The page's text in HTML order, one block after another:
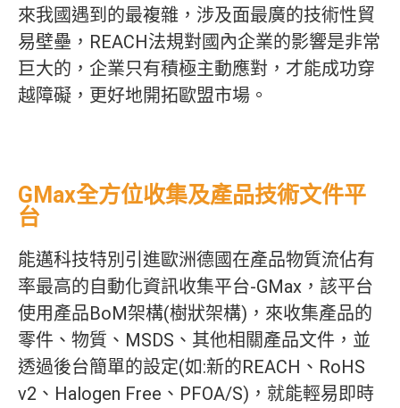
來我國遇到的最複雜，涉及面最廣的技術性貿
易壁壘，REACH法規對國內企業的影響是非常
巨大的，企業只有積極主動應對，才能成功穿
越障礙，更好地開拓歐盟市場。
GMax全方位收集及產品技術文件平
台
能邁科技特別引進歐洲德國在產品物質流佔有
率最高的自動化資訊收集平台-GMax，該平台
使用產品BoM架構(樹狀架構)，來收集產品的
零件、物質、MSDS、其他相關產品文件，並
透過後台簡單的設定(如:新的REACH、RoHS
v2、Halogen Free、PFOA/S)，就能輕易即時